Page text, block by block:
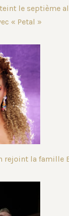
le septième
« Petal »
rejoint la famille